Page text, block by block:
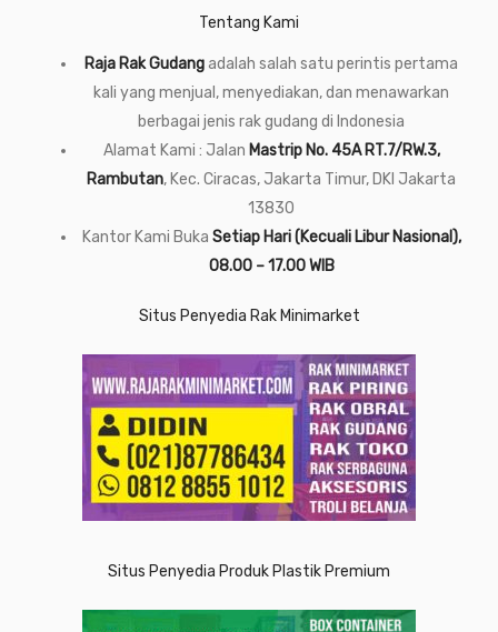
Tentang Kami
Raja Rak Gudangadalah salah satu perintis pertama
kali yang menjual, menyediakan, dan menawarkan
berbagai jenis rak gudang di Indonesia
Alamat Kami : Jalan Mastrip No. 45A RT.7/RW.3,
Rambutan, Kec. Ciracas, Jakarta Timur, DKI Jakarta
13830
Kantor Kami Buka Setiap Hari (Kecuali Libur Nasional),
08.00 – 17.00 WIB
Situs Penyedia Rak Minimarket
Situs Penyedia Produk Plastik Premium